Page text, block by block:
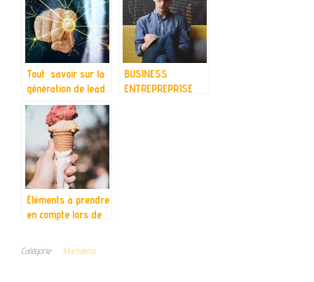
Tout savoir sur la
génération de lead
BUSINESS
ENTREPREPRISE
Éléments à prendre
en compte lors de
italienne
Catégorie Marketing